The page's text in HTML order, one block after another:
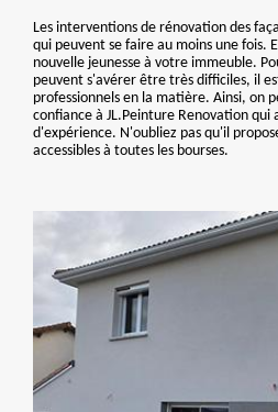
Les interventions de rénovation des
qui peuvent se faire au moins une fois.
nouvelle jeunesse à votre immeuble.
peuvent s'avérer être très difficiles, il
professionnels en la matière. Ainsi, on
confiance à JL.Peinture Renovation qui
d'expérience. N'oubliez pas qu'il
accessibles à toutes les bourses.